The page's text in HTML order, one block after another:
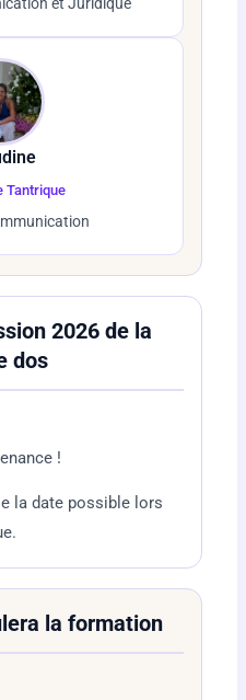
et Juridique
Tantrique
2026 de la
dos
!
la date possible lors
la formation